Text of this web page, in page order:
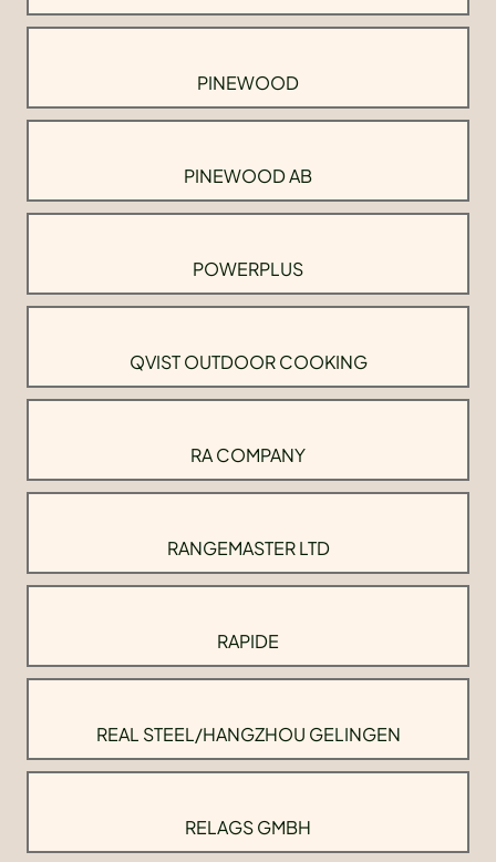
PINEWOOD
PINEWOOD AB
POWERPLUS
QVIST OUTDOOR COOKING
RA COMPANY
RANGEMASTER LTD
RAPIDE
REAL STEEL/HANGZHOU GELINGEN
RELAGS GMBH